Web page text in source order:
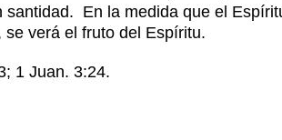
En la medida que el
verá el fruto del Espíritu.
1 Juan. 3:24.